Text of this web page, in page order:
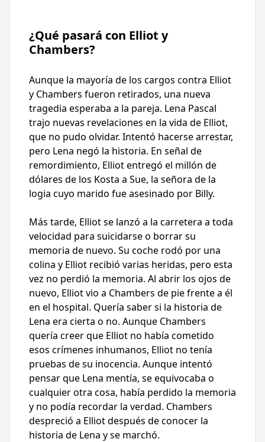
¿Qué pasará con Elliot y
Chambers?
Aunque la mayoría de los cargos contra Elliot
y Chambers fueron retirados, una nueva
tragedia esperaba a la pareja. Lena Pascal
trajo nuevas revelaciones en la vida de Elliot,
que no pudo olvidar. Intentó hacerse arrestar,
pero Lena negó la historia. En señal de
remordimiento, Elliot entregó el millón de
dólares de los Kosta a Sue, la señora de la
logia cuyo marido fue asesinado por Billy.
Más tarde, Elliot se lanzó a la carretera a toda
velocidad para suicidarse o borrar su
memoria de nuevo. Su coche rodó por una
colina y Elliot recibió varias heridas, pero esta
vez no perdió la memoria. Al abrir los ojos de
nuevo, Elliot vio a Chambers de pie frente a él
en el hospital. Quería saber si la historia de
Lena era cierta o no. Aunque Chambers
quería creer que Elliot no había cometido
esos crímenes inhumanos, Elliot no tenía
pruebas de su inocencia. Aunque intentó
pensar que Lena mentía, se equivocaba o
cualquier otra cosa, había perdido la memoria
y no podía recordar la verdad. Chambers
despreció a Elliot después de conocer la
historia de Lena y se marchó.